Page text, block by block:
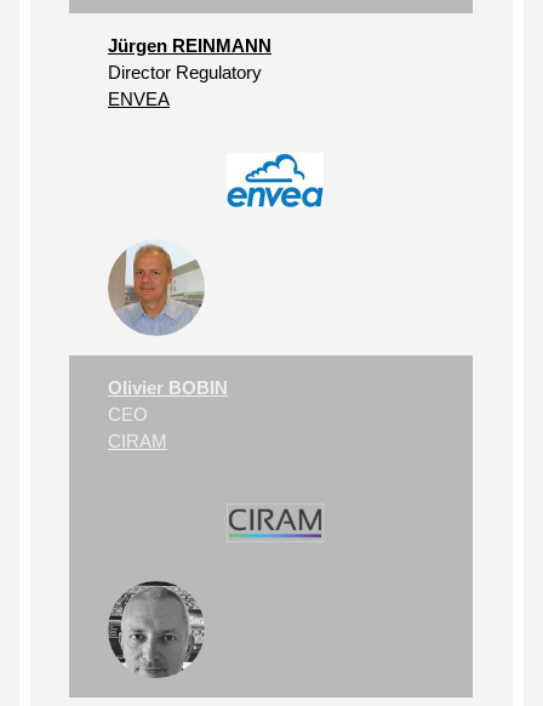
Jürgen REINMANN
Director Regulatory
ENVEA
Olivier BOBIN
CEO
CIRAM